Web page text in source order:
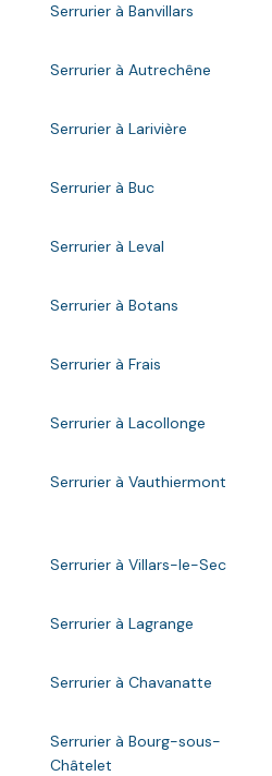
Serrurier à Banvillars
Serrurier à Autrechêne
Serrurier à Larivière
Serrurier à Buc
Serrurier à Leval
Serrurier à Botans
Serrurier à Frais
Serrurier à Lacollonge
Serrurier à Vauthiermont
Serrurier à Villars-le-Sec
Serrurier à Lagrange
Serrurier à Chavanatte
Serrurier à Bourg-sous-
Châtelet